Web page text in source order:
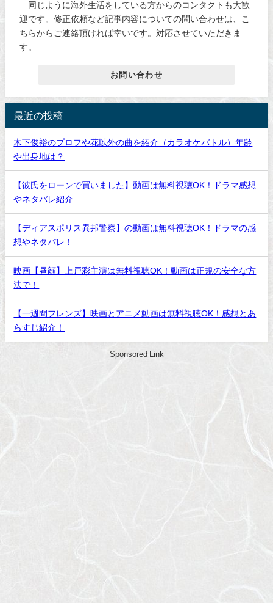
同じように海外生活をしている方からのコンタクトも大歓
迎です。修正依頼など記事内容についての問い合わせは、こ
ちらからご連絡頂ければ幸いです。対応させていただきま
す。
お問い合わせ
最近の投稿
木下俊裕のプロフや花以外の曲を紹介（カラオケバトル）年齢
や出身地は？
【彼氏をローンで買いました】動画は無料視聴OK！ドラマ感想
やネタバレ紹介
【ディアスポリス異邦警察】の動画は無料視聴OK！ドラマの感
想やネタバレ！
映画【昼顔】上戸彩主演は無料視聴OK！動画は正規の安全な方
法で！
【一週間フレンズ】映画とアニメ動画は無料視聴OK！感想とあ
らすじ紹介！
Sponsored Link